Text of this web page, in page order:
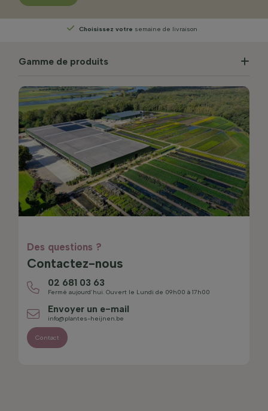
Choisissez votre semaine de livraison
Gamme de produits
Des questions ?
Contactez-nous
02 681 03 63
Fermé aujourd’hui. Ouvert le Lundi de 09h00 à 17h00
Envoyer un e-mail
info@plantes-heijnen.be
Contact